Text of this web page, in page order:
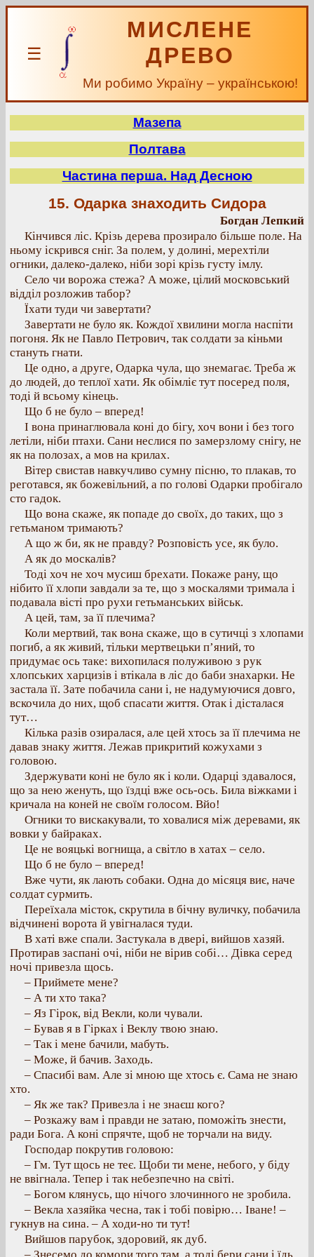
☰
МИСЛЕНЕ
ДРЕВО
Ми робимо Україну – українською!
Мазепа
Полтава
Частина перша. Над Десною
15. Одарка знаходить Сидора
Богдан Лепкий
Кінчився ліс. Крізь дерева прозирало більше поле. На
ньому іскрився сніг. За полем, у долині, мерехтіли
огники, далеко-далеко, ніби зорі крізь густу імлу.
Село чи ворожа стежа? А може, цілий московський
відділ розложив табор?
Їхати туди чи завертати?
Завертати не було як. Кождої хвилини могла наспіти
погоня. Як не Павло Петрович, так солдати за кіньми
стануть гнати.
Це одно, а друге, Одарка чула, що знемагає. Треба ж
до людей, до теплої хати. Як обімліє тут посеред поля,
тоді й всьому кінець.
Що б не було – вперед!
І вона принаглювала коні до бігу, хоч вони і без того
летіли, ніби птахи. Сани неслися по замерзлому снігу, не
як на полозах, а мов на крилах.
Вітер свистав навкучливо сумну пісню, то плакав, то
реготався, як божевільний, а по голові Одарки пробігало
сто гадок.
Що вона скаже, як попаде до своїх, до таких, що з
гетьманом тримають?
А що ж би, як не правду? Розповість усе, як було.
А як до москалів?
Тоді хоч не хоч мусиш брехати. Покаже рану, що
нібито її хлопи завдали за те, що з москалями тримала і
подавала вісті про рухи гетьманських військ.
А цей, там, за її плечима?
Коли мертвий, так вона скаже, що в сутичці з хлопами
погиб, а як живий, тільки мертвецьки п’яний, то
придумає ось таке: вихопилася полуживою з рук
хлопських харцизів і втікала в ліс до баби знахарки. Не
застала її. Зате побачила сани і, не надумуючися довго,
вскочила до них, щоб спасати життя. Отак і дісталася
тут…
Кілька разів озиралася, але цей хтось за її плечима не
давав знаку життя. Лежав прикритий кожухами з
головою.
Здержувати коні не було як і коли. Одарці здавалося,
що за нею женуть, що їздці вже ось-ось. Била віжками і
кричала на коней не своїм голосом. Вйо!
Огники то вискакували, то ховалися між деревами, як
вовки у байраках.
Це не вояцькі вогнища, а світло в хатах – село.
Що б не було – вперед!
Вже чути, як лають собаки. Одна до місяця виє, наче
солдат сурмить.
Переїхала місток, скрутила в бічну вуличку, побачила
відчинені ворота й увігналася туди.
В хаті вже спали. Застукала в двері, вийшов хазяй.
Протирав заспані очі, ніби не вірив собі… Дівка серед
ночі привезла щось.
– Приймете мене?
– А ти хто така?
– Яз Гірок, від Векли, коли чували.
– Бував я в Гірках і Веклу твою знаю.
– Так і мене бачили, мабуть.
– Може, й бачив. Заходь.
– Спасибі вам. Але зі мною ще хтось є. Сама не знаю
хто.
– Як же так? Привезла і не знаєш кого?
– Розкажу вам і правди не затаю, поможіть знести,
ради Бога. А коні спрячте, щоб не торчали на виду.
Господар покрутив головою:
– Гм. Тут щось не теє. Щоби ти мене, небого, у біду
не ввігнала. Тепер і так небезпечно на світі.
– Богом клянусь, що нічого злочинного не зробила.
– Векла хазяйка чесна, так і тобі повірю… Іване! –
гукнув на сина. – А ходи-но ти тут!
Вийшов парубок, здоровий, як дуб.